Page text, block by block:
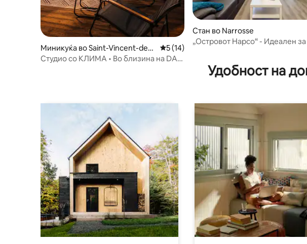
Миникуќа во Saint-Vincent-de-P
aul
Просечна оцена: 5 од 5, 14 рецензии
5 (14)
Студио со КЛИМА • Во близина на DAX
Стан во Narrosse
„Островот Нарсо“ - Идеален за
Удобност на